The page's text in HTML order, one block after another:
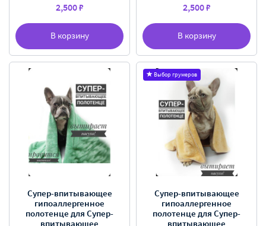
В корзину
2,500 ₽
В корзину
2,500 ₽
Супер-впитывающее
гипоаллергенное
полотенце для Супер-
впитывающее
Выбор грумеров
Супер-впитывающее
гипоаллергенное
полотенце для Супер-
впитывающее